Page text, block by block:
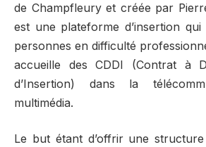
de Champfleury et créée par
est une plateforme d’insertion
personnes en difficulté
accueille des CDDI (Contrat à
d’Insertion) dans la
multimédia.
Le but étant d’offrir une